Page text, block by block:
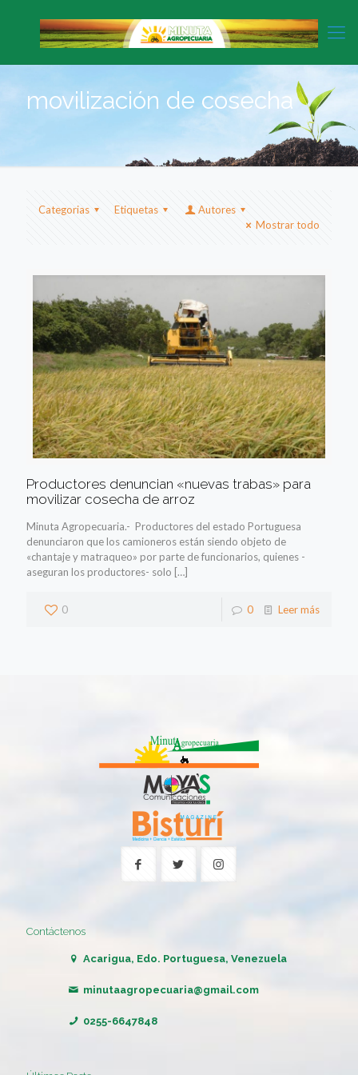
movilización de cosecha
Categorias Etiquetas
Autores
Mostrar todo
Productores denuncian «nuevas trabas» para
movilizar cosecha de arroz
Minuta Agropecuaria.- Productores del estado Portuguesa
denunciaron que los camioneros están siendo objeto de
«chantaje y matraqueo» por parte de funcionarios, quienes -
aseguran los productores- solo […]
0 0 Leer más
Contáctenos
Acarigua, Edo. Portuguesa, Venezuela
minutaagropecuaria@gmail.com
0255-6647848